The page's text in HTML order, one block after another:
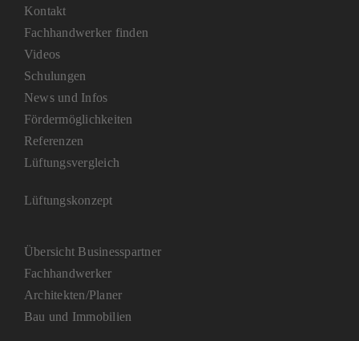
Kontakt
Fachhandwerker finden
Videos
Schulungen
News und Infos
Fördermöglichkeiten
Referenzen
Lüftungsvergleich
Lüftungskonzept
Übersicht Businesspartner
Fachhandwerker
Architekten/Planer
Bau und Immobilien